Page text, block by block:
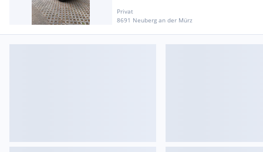
Privat
8691 Neuberg an der Mürz